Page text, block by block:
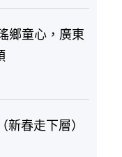
鄉童心，廣東
春走下層）